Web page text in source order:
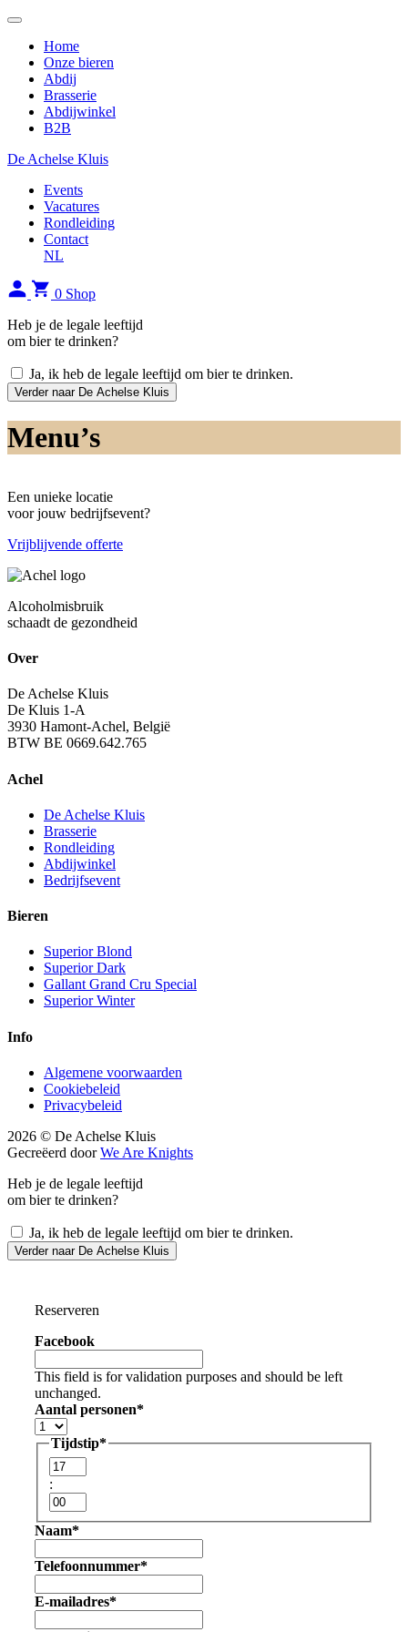
Home
Onze bieren
Abdij
Brasserie
Abdijwinkel
B2B
De Achelse Kluis
Events
Vacatures
Rondleiding
Contact
NL
0 Shop
Heb je de legale leeftijd
om bier te drinken?
Ja, ik heb de legale leeftijd om bier te drinken.
Verder naar De Achelse Kluis
Menu’s
Een unieke locatie
voor jouw bedrijfsevent?
Vrijblijvende offerte
Alcoholmisbruik
schaadt de gezondheid
Over
De Achelse Kluis
De Kluis 1-A
3930 Hamont-Achel, België
BTW BE 0669.642.765
Achel
De Achelse Kluis
Brasserie
Rondleiding
Abdijwinkel
Bedrijfsevent
Bieren
Superior Blond
Superior Dark
Gallant Grand Cru Special
Superior Winter
Info
Algemene voorwaarden
Cookiebeleid
Privacybeleid
2026 © De Achelse Kluis
Gecreëerd doorWe Are Knights
Heb je de legale leeftijd
om bier te drinken?
Ja, ik heb de legale leeftijd om bier te drinken.
Verder naar De Achelse Kluis
Reserveren
Facebook
This field is for validation purposes and should be left
unchanged.
Aantal personen*
Tijdstip*
:
Naam*
Telefoonnummer*
E-mailadres*